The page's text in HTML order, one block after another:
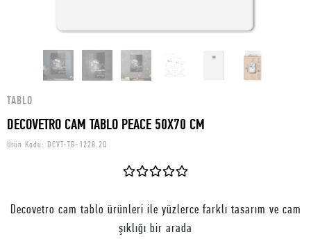
TABLO
DECOVETRO CAM TABLO PEACE 50X70 CM
Ürün Kodu: DCVT-TB-1228.2Q
Decovetro cam tablo ürünleri ile yüzlerce farklı tasarım ve cam
şıklığı bir arada